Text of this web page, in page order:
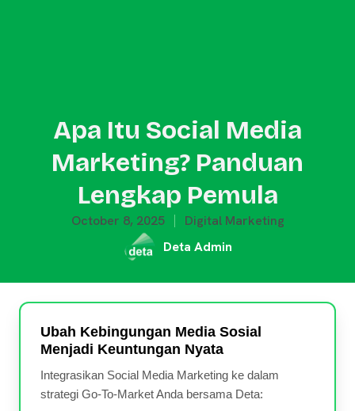
Apa Itu Social Media
Marketing? Panduan
Lengkap Pemula
October 8, 2025
Digital Marketing
Deta Admin
Ubah Kebingungan Media Sosial
Menjadi Keuntungan Nyata
Integrasikan Social Media Marketing ke dalam
strategi Go-To-Market Anda bersama Deta: